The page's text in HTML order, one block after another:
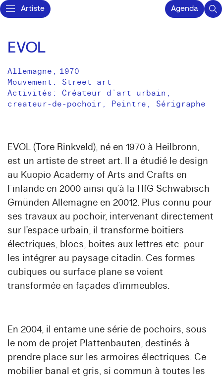
Artiste Agenda
EVOL
Allemagne , 1970
Mouvement: Street art
Activités: Créateur d’art urbain
createur-de-pochoir
Peintre Sérigraphe
EVOL (Tore Rinkveld), né en 1970 à Heilbronn,
est un artiste de street art. Il a étudié le design
au Kuopio Academy of Arts and Crafts en
Finlande en 2000 ainsi qu’à la HfG Schwäbisch
Gmünden Allemagne en 20012. Plus connu pour
ses travaux au pochoir, intervenant directement
sur l’espace urbain, il transforme boitiers
électriques, blocs, boites aux lettres etc. pour
les intégrer au paysage citadin. Ces formes
cubiques ou surface plane se voient
transformée en façades d’immeubles.
En 2004, il entame une série de pochoirs, sous
le nom de projet Plattenbauten, destinés à
prendre place sur les armoires électriques. Ce
mobilier banal et gris, si commun à toutes les